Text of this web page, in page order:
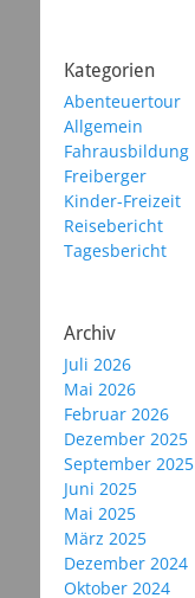
Kategorien
Abenteuertour
Allgemein
Fahrausbildung
Freiberger
Kinder-Freizeit
Reisebericht
Tagesbericht
Archiv
Juli 2026
Mai 2026
Februar 2026
Dezember 2025
September 2025
Juni 2025
Mai 2025
März 2025
Dezember 2024
Oktober 2024